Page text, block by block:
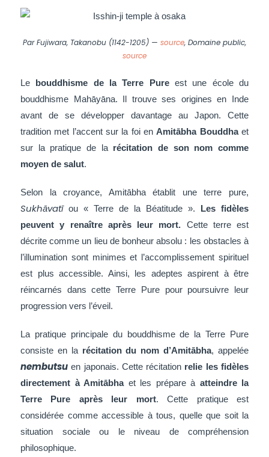
Par Fujiwara, Takanobu (1142-1205) — source, Domaine public,
source
Le bouddhisme de la Terre Pureest une école du
bouddhisme Mahāyāna. Il trouve ses origines en Inde
avant de se développer davantage au Japon. Cette
tradition met l’accent sur la foi enAmitābha Bouddhaet
sur la pratique de la récitation de son nom comme
moyen de salut.
Selon la croyance, Amitābha établit une terre pure,
Sukhāvatīou « Terre de la Béatitude ». Les fidèles
peuvent y renaître après leur mort. Cette terre est
décrite comme un lieu de bonheur absolu : les obstacles à
l’illumination sont minimes et l’accomplissement spirituel
est plus accessible. Ainsi, les adeptes aspirent à être
réincarnés dans cette Terre Pure pour poursuivre leur
progression vers l’éveil.
La pratique principale du bouddhisme de la Terre Pure
consiste en la récitation du nom d’Amitābha, appelée
nembutsu en japonais. Cette récitation relie les fidèles
directement à Amitābhaet les prépare à atteindre la
Terre Pure après leur mort. Cette pratique est
considérée comme accessible à tous, quelle que soit la
situation sociale ou le niveau de compréhension
philosophique.